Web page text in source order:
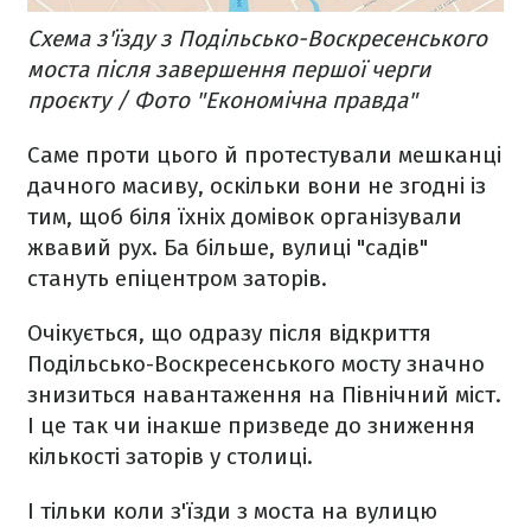
Схема з'їзду з Подільсько-Воскресенського
моста після завершення першої черги
проєкту / Фото "Економічна правда"
Саме проти цього й протестували мешканці
дачного масиву, оскільки вони не згодні із
тим, щоб біля їхніх домівок організували
жвавий рух. Ба більше, вулиці "садів"
стануть епіцентром заторів.
Очікується, що одразу після відкриття
Подільсько-Воскресенського мосту значно
знизиться навантаження на Північний міст.
І це так чи інакше призведе до зниження
кількості заторів у столиці.
І тільки коли з'їзди з моста на вулицю